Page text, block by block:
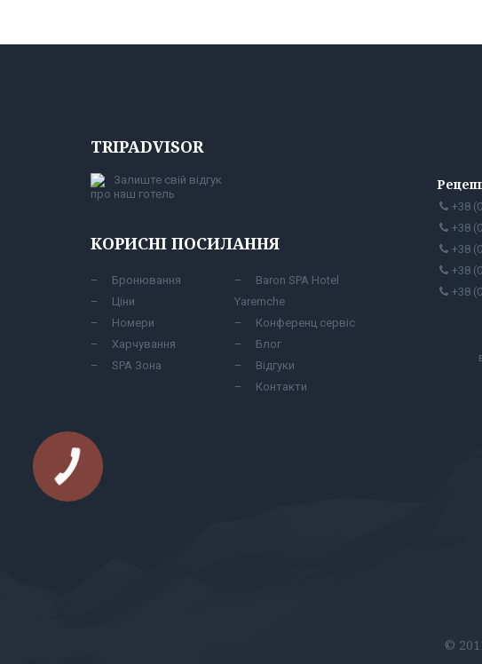
TRIPADVISOR
Залиште свій відгук
про наш готель
КОРИСНІ ПОСИЛАННЯ
Бронювання
Ціни
Номери
Харчування
SPA Зона
Baron SPA Hotel
Yaremche
Конференц сервіс
Блог
Відгуки
Контакти
+38
+38
+38
+38
+38
©